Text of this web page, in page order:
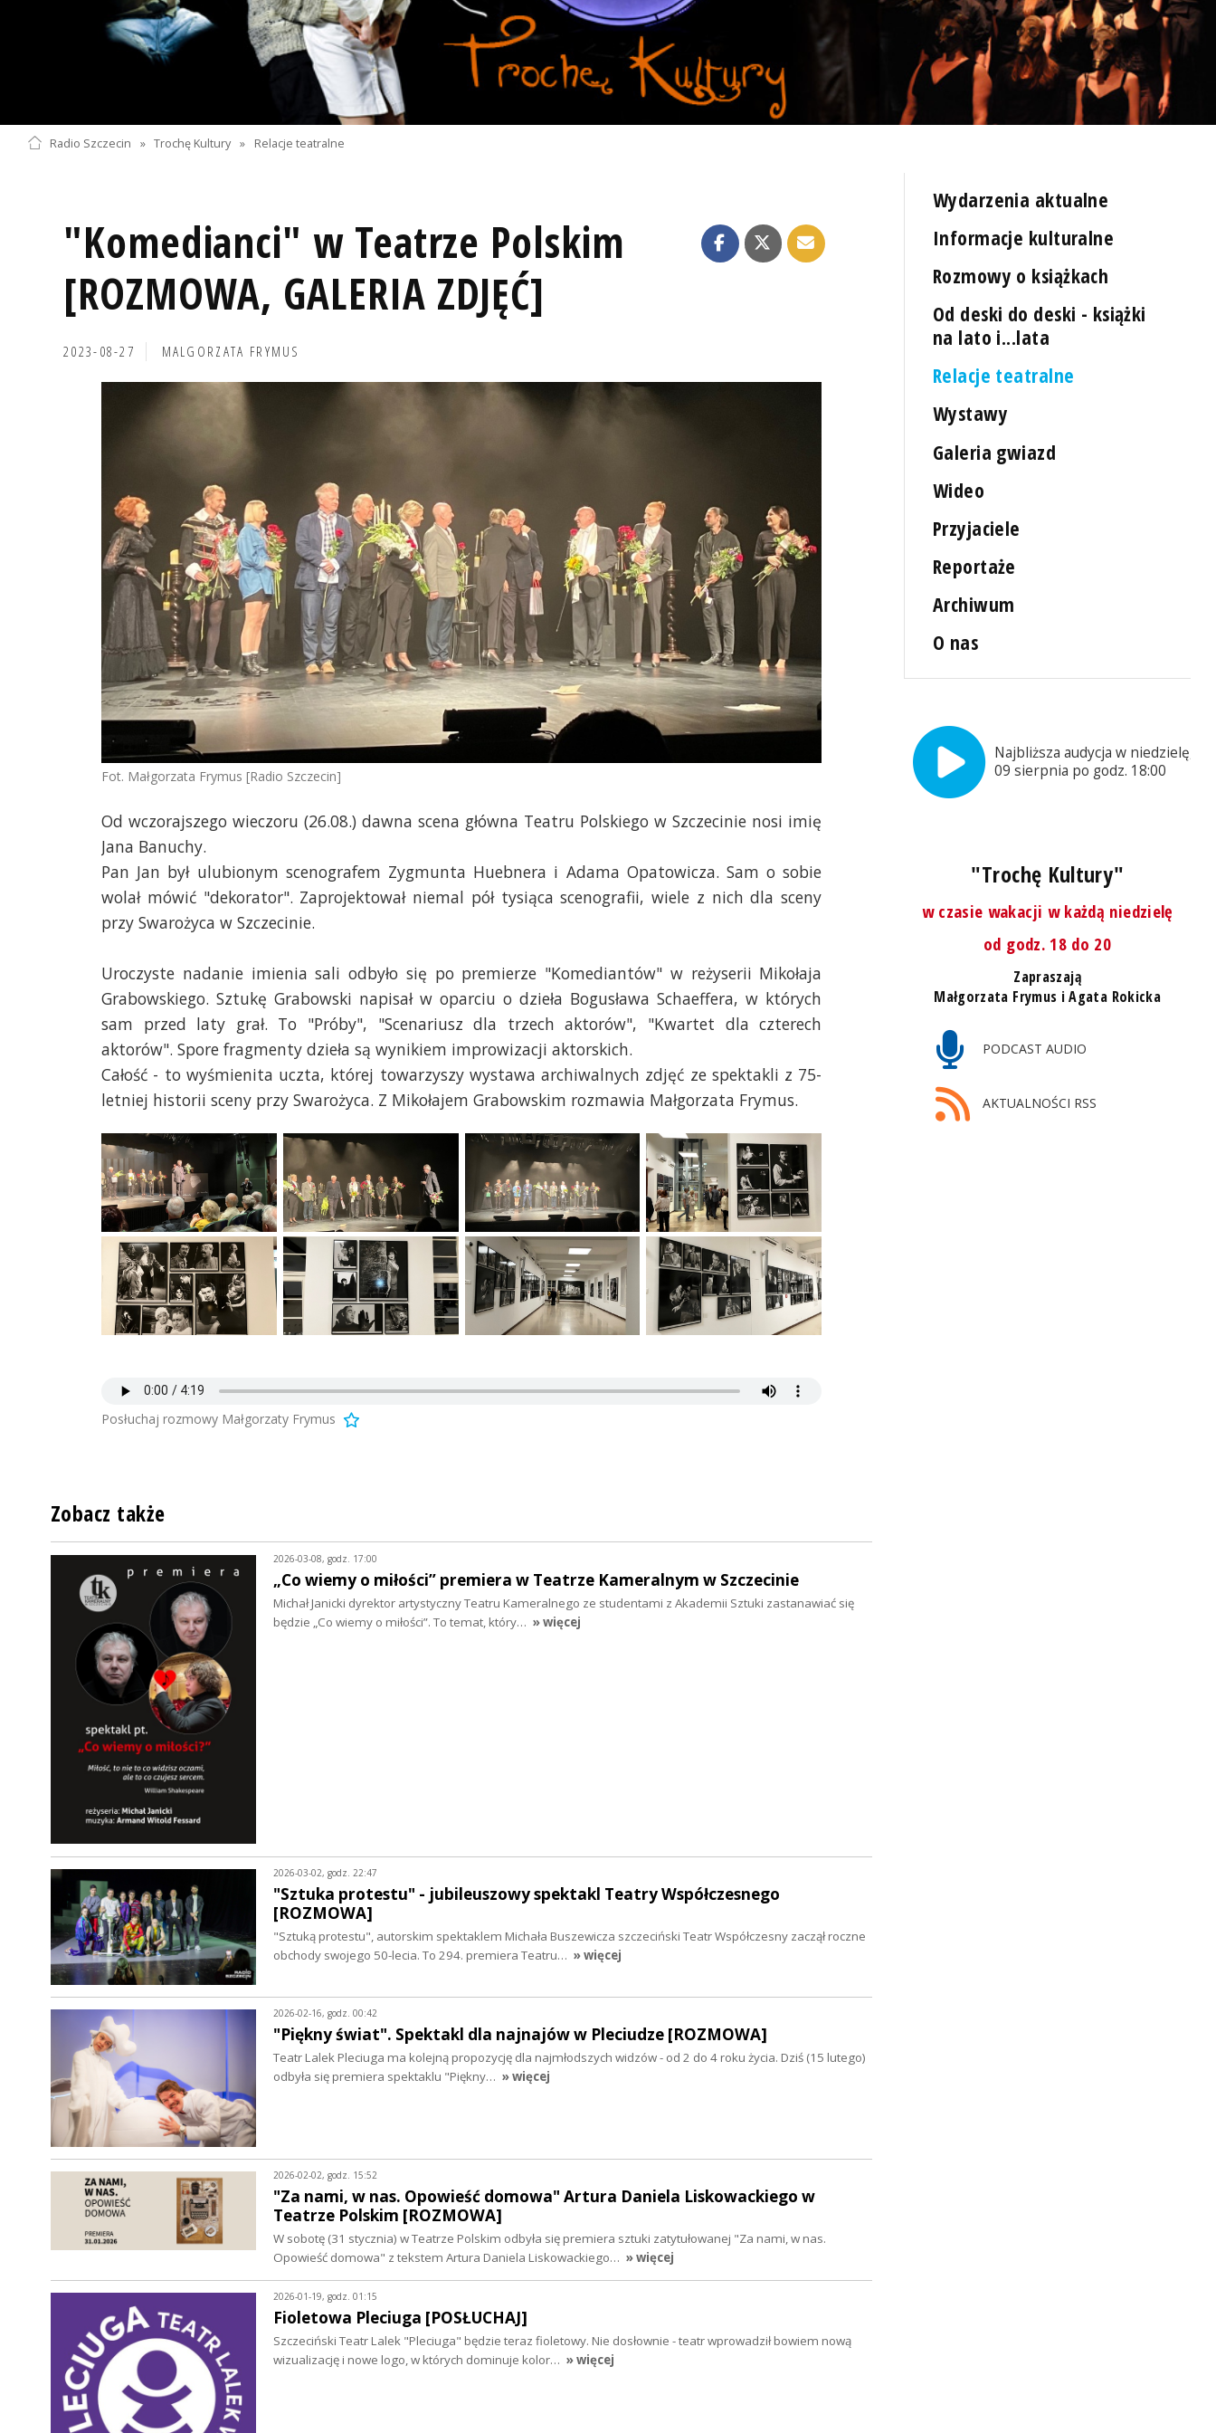
Radio Szczecin » Trochę Kultury » Relacje teatralne
"Komedianci" w Teatrze Polskim
[ROZMOWA, GALERIA ZDJĘĆ]
2023-08-27 MALGORZATA FRYMUS
Fot. Małgorzata Frymus [Radio Szczecin]
Od wczorajszego wieczoru (26.08.) dawna scena główna Teatru Polskiego w Szczecinie nosi imię
Jana Banuchy.
Pan Jan był ulubionym scenografem Zygmunta Huebnera i Adama Opatowicza. Sam o sobie
wolał mówić "dekorator". Zaprojektował niemal pół tysiąca scenografii, wiele z nich dla sceny
przy Swarożyca w Szczecinie.
Uroczyste nadanie imienia sali odbyło się po premierze "Komediantów" w reżyserii Mikołaja
Grabowskiego. Sztukę Grabowski napisał w oparciu o dzieła Bogusława Schaeffera, w których
sam przed laty grał. To "Próby", "Scenariusz dla trzech aktorów", "Kwartet dla czterech
aktorów". Spore fragmenty dzieła są wynikiem improwizacji aktorskich.
Całość - to wyśmienita uczta, której towarzyszy wystawa archiwalnych zdjęć ze spektakli z 75-
letniej historii sceny przy Swarożyca. Z Mikołajem Grabowskim rozmawia Małgorzata Frymus.
Posłuchaj rozmowy Małgorzaty Frymus
Wydarzenia aktualne
Informacje kulturalne
Rozmowy o książkach
Od deski do deski - książki
na lato i...lata
Relacje teatralne
Wystawy
Galeria gwiazd
Wideo
Przyjaciele
Reportaże
Archiwum
O nas
Najbliższa audycja w niedzielę,
09 sierpnia po godz. 18:00
"Trochę Kultury"
w czasie wakacji w każdą niedzielę
od godz. 18 do 20
Zapraszają
Małgorzata Frymus i Agata Rokicka
PODCAST AUDIO
AKTUALNOŚCI RSS
Zobacz także
2026-03-08, godz. 17:00
„Co wiemy o miłości” premiera w Teatrze Kameralnym w Szczecinie
Michał Janicki dyrektor artystyczny Teatru Kameralnego ze studentami z Akademii Sztuki zastanawiać się
będzie „Co wiemy o miłości”. To temat, który… » więcej
2026-03-02, godz. 22:47
"Sztuka protestu" - jubileuszowy spektakl Teatry Współczesnego
[ROZMOWA]
"Sztuką protestu", autorskim spektaklem Michała Buszewicza szczeciński Teatr Współczesny zaczął roczne
obchody swojego 50-lecia. To 294. premiera Teatru… » więcej
2026-02-16, godz. 00:42
"Piękny świat". Spektakl dla najnajów w Pleciudze [ROZMOWA]
Teatr Lalek Pleciuga ma kolejną propozycję dla najmłodszych widzów - od 2 do 4 roku życia. Dziś (15 lutego)
odbyła się premiera spektaklu "Piękny… » więcej
2026-02-02, godz. 15:52
"Za nami, w nas. Opowieść domowa" Artura Daniela Liskowackiego w
Teatrze Polskim [ROZMOWA]
W sobotę (31 stycznia) w Teatrze Polskim odbyła się premiera sztuki zatytułowanej "Za nami, w nas.
Opowieść domowa" z tekstem Artura Daniela Liskowackiego… » więcej
2026-01-19, godz. 01:15
Fioletowa Pleciuga [POSŁUCHAJ]
Szczeciński Teatr Lalek "Pleciuga" będzie teraz fioletowy. Nie dosłownie - teatr wprowadził bowiem nową
wizualizację i nowe logo, w których dominuje kolor… » więcej